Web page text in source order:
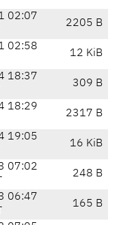
02:07
2205 B
02:58
12 KiB
18:37
309 B
18:29
2317 B
19:05
16 KiB
07:02
248 B
06:47
165 B